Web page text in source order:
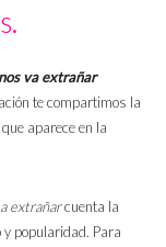
va extrañar
te compartimos la
que aparece en la
extrañarcuenta la
popularidad. Para